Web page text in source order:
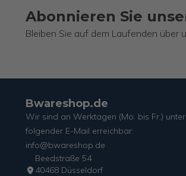
Abonnieren Sie
Bleiben Sie auf dem Laufenden über
Bwareshop.de
Wir sind an Werktagen (Mo. bis Fr.) unter
folgender E-Mail erreichbar:
info@bwareshop.de
Beedstraße 54
40468 Düsseldorf